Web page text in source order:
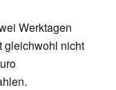
Werktagen
gleichwohl nicht